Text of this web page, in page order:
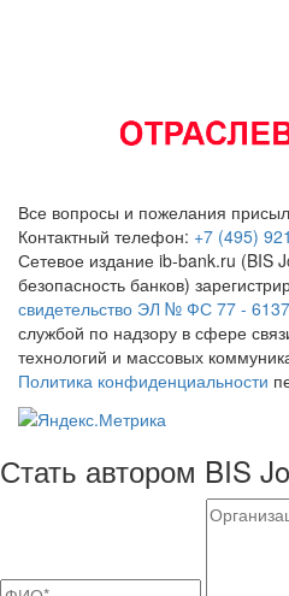
Все вопросы и пожелания
Контактный телефон: +7 (495)
Сетевое издание ib-bank.ru (BIS
безопасность банков)
свидетельство ЭЛ № ФС 77 -
службой по надзору в сфере
технологий и массовых
Политика конфиденциальности
Стать автором BIS